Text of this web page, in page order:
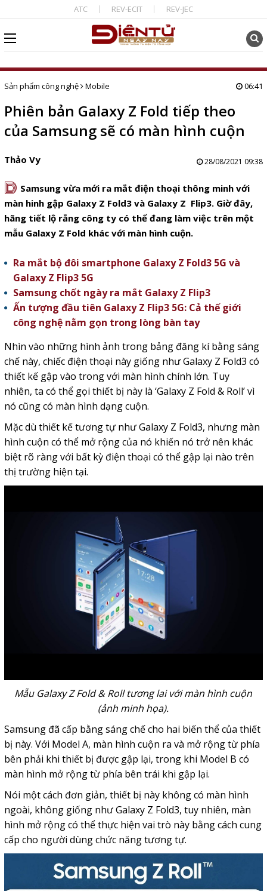
ATC REV-ECIT REV-JEC
Sản phẩm công nghệ Mobile 06:41
Phiên bản Galaxy Z Fold tiếp theo
của Samsung sẽ có màn hình cuộn
Thảo Vy 28/08/2021 09:38
D Samsung vừa mới ra mắt điện thoại thông minh với
màn hinh gập Galaxy Z Fold3 và Galaxy Z Flip3. Giờ đây,
hãng tiết lộ rằng công ty có thể đang làm việc trên một
mẫu Galaxy Z Fold khác với màn hình cuộn.
Ra mắt bộ đôi smartphone Galaxy Z Fold3 5G và
Galaxy Z Flip3 5G
Samsung chốt ngày ra mắt Galaxy Z Flip3
Ấn tượng đầu tiên Galaxy Z Flip3 5G: Cả thế giới
công nghệ nằm gọn trong lòng bàn tay
Nhìn vào những hình ảnh trong bảng đăng kí bằng sáng
chế này, chiếc điện thoại này giống như Galaxy Z Fold3 có
thiết kế gập vào trong với màn hình chính lớn. Tuy
nhiên, ta có thể gọi thiết bị này là ‘Galaxy Z Fold & Roll’ vì
nó cũng có màn hình dạng cuộn.
Mặc dù thiết kế tương tự như Galaxy Z Fold3, nhưng màn
hình cuộn có thể mở rộng của nó khiến nó trở nên khác
biệt rõ ràng với bất kỳ điện thoại có thể gập lại nào trên
thị trường hiện tại.
Mẫu Galaxy Z Fold & Roll tương lai với màn hình cuộn
(ảnh minh họa).
Samsung đã cấp bằng sáng chế cho hai biến thể của thiết
bị này. Với Model A, màn hình cuộn ra và mở rộng từ phía
bên phải khi thiết bị được gập lại, trong khi Model B có
màn hình mở rộng từ phía bên trái khi gập lại.
Nói một cách đơn giản, thiết bị này không có màn hình
ngoài, không giống như Galaxy Z Fold3, tuy nhiên, màn
hình mở rộng có thể thực hiện vai trò này bằng cách cung
cấp cho người dùng chức năng tương tự.